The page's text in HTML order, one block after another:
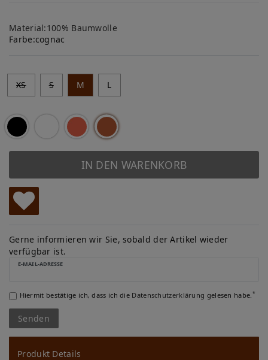
Material:100% Baumwolle
Farbe:cognac
XS S M L
IN DEN WARENKORB
W
u
ns
ch
lis
te
Gerne informieren wir Sie, sobald der Artikel wieder
verfügbar ist.
E-MAIL-ADRESSE
Hiermit bestätige ich, dass ich die Daten­schutz­erklärung gelesen habe.*
Senden
Produkt Details